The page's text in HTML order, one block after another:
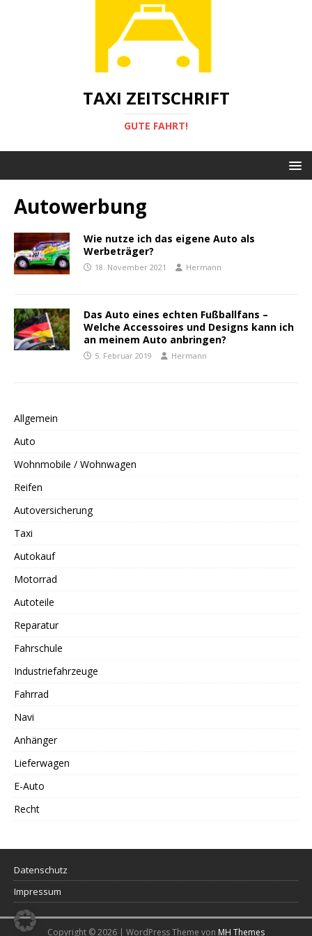
TAXI ZEITSCHRIFT
GUTE FAHRT!
Autowerbung
Wie nutze ich das eigene Auto als
Werbeträger?
18. November 2021 Hermann
Das Auto eines echten Fußballfans –
Welche Accessoires und Designs kann ich
an meinem Auto anbringen?
5. Februar 2019 Hermann
Allgemein
Auto
Wohnmobile / Wohnwagen
Reifen
Autoversicherung
Taxi
Autokauf
Motorrad
Autoteile
Reparatur
Fahrschule
Industriefahrzeuge
Fahrrad
Navi
Anhänger
Lieferwagen
E-Auto
Recht
Datenschutz
Impressum
Copyright © 2026 | WordPress Theme von MH Themes